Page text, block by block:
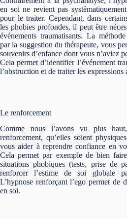
en soi ne revient pas
pour le traiter. Cependant, dans
les phobies profondes, il peut être
événements traumatisants. La
par la suggestion du thérapeute, vous
souvenirs d’enfance dont vous n’aviez
Cela permet d’identifier l’événement
l’obstruction et de traiter les expressions
Le renforcement
Comme nous l’avons vu plus
renforcement, qu’elles soient
vous aider à reprendre confiance en
Cela permet par exemple de bien
situations phobiques (tests, prise de
renforcer l’estime de soi globale
L’hypnose renforçant l’ego permet de
en soi.